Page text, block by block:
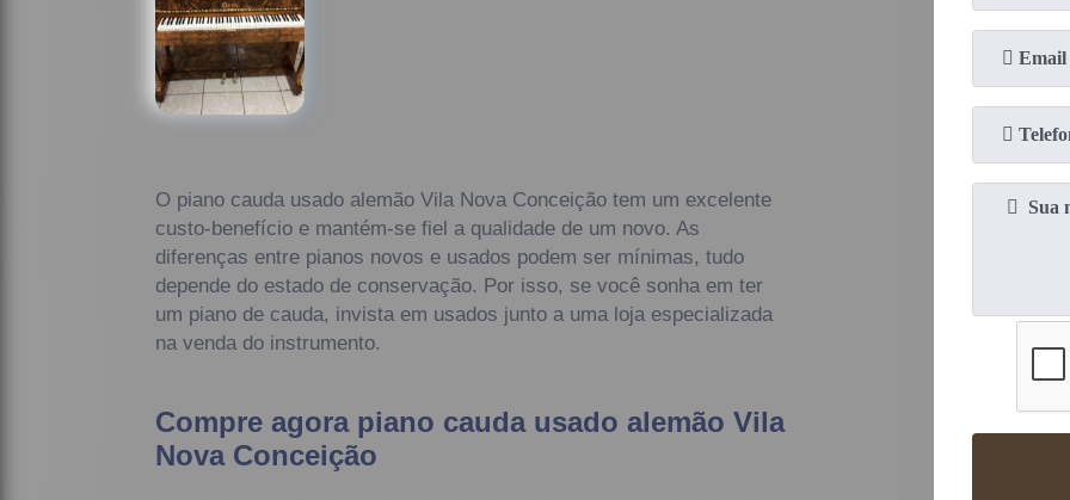
O piano cauda usado alemão Vila Nova Conceição tem um excelente
custo-benefício e mantém-se fiel a qualidade de um novo. As
diferenças entre pianos novos e usados podem ser mínimas, tudo
depende do estado de conservação. Por isso, se você sonha em ter
um piano de cauda, invista em usados junto a uma loja especializada
na venda do instrumento.
Compre agora piano cauda usado alemão Vila
Nova Conceição